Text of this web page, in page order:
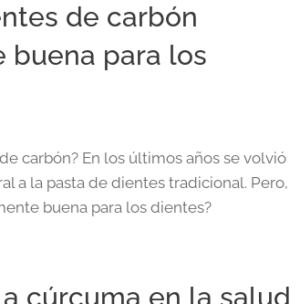
de carbón
buena para los
carbón? En los últimos años se volvió
a la pasta de dientes tradicional. Pero,
buena para los dientes?
cúrcuma en la salud